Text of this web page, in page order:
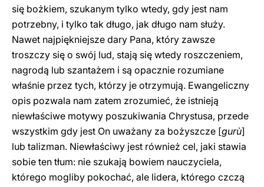
się bożkiem, szukanym tylko wtedy, gdy jest nam
potrzebny, i tylko tak długo, jak długo nam służy.
Nawet najpiękniejsze dary Pana, który zawsze
troszczy się o swój lud, stają się wtedy roszczeniem,
nagrodą lub szantażem i są opacznie rozumiane
właśnie przez tych, którzy je otrzymują. Ewangeliczny
opis pozwala nam zatem zrozumieć, że istnieją
niewłaściwe motywy poszukiwania Chrystusa, przede
wszystkim gdy jest On uważany za bożyszcze [gurù]
lub talizman. Niewłaściwy jest również cel, jaki stawia
sobie ten tłum: nie szukają bowiem nauczyciela,
którego mogliby pokochać, ale lidera, którego czczą